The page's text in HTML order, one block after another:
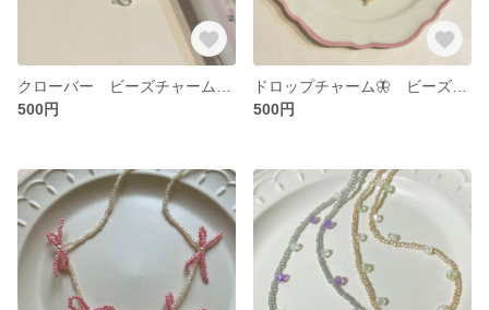
500円
500円